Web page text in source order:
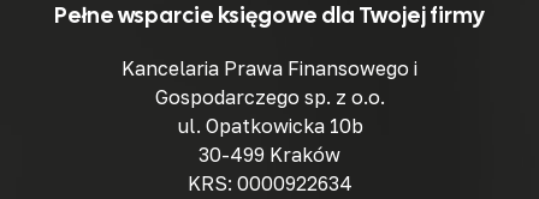
Pełne wsparcie księgowe dla Twojej firmy
Kancelaria Prawa Finansowego i
Gospodarczego sp. z o.o.
ul. Opatkowicka 10b
30-499 Kraków
KRS: 0000922634